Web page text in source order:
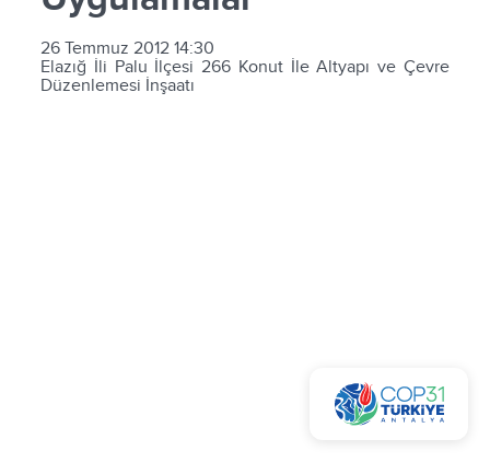
26 Temmuz 2012 14:30
Elazığ İli Palu İlçesi 266 Konut İle Altyapı ve Çevre
Düzenlemesi İnşaatı